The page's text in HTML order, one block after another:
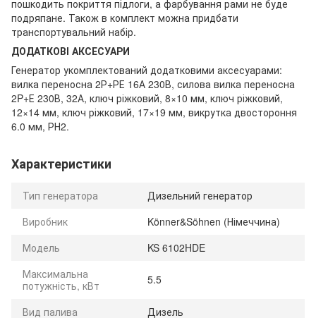
пошкодить покриття підлоги, а фарбування рами не буде
подряпане. Також в комплект можна придбати
транспортувальний набір.
ДОДАТКОВІ АКСЕСУАРИ
Генератор укомплектований додатковими аксесуарами:
вилка переносна 2Р+РЕ 16А 230В, силова вилка переносна
2P+Е 230В, 32А, ключ ріжковий, 8×10 мм, ключ ріжковий,
12×14 мм, ключ ріжковий, 17×19 мм, викрутка двостороння
6.0 мм, РН2.
Характеристики
Тип генератора
Дизельний генератор
Виробник
Könner&Söhnen (Німеччина)
Модель
KS 6102HDE
Максимальна
потужність, кВт
5.5
Вид палива
Дизель